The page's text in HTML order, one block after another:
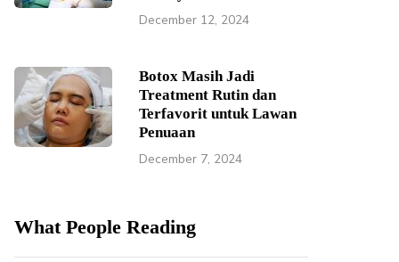
December 12, 2024
Botox Masih Jadi
Treatment Rutin dan
Terfavorit untuk Lawan
Penuaan
December 7, 2024
What People Reading